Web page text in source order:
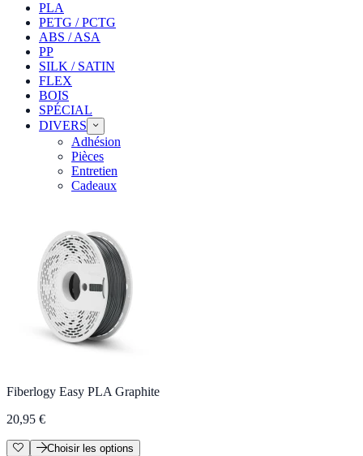
PLA
PETG / PCTG
ABS / ASA
PP
SILK / SATIN
FLEX
BOIS
SPÉCIAL
DIVERS
Adhésion
Pièces
Entretien
Cadeaux
Fiberlogy Easy PLA Graphite
20,95 €
Choisir les options